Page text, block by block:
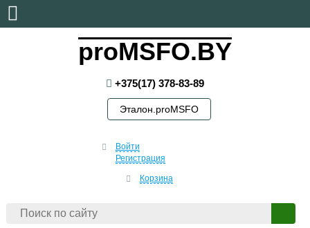
proMSFO.BY
+375(17) 378-83-89
Эталон.proMSFO
Войти
Регистрация
Корзина